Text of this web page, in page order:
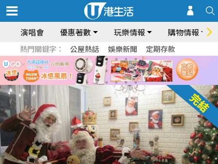
演唱會 優惠著數 玩樂情報 購物情報
熱門關鍵字： 公屋熱話 娛樂新聞 定期存款